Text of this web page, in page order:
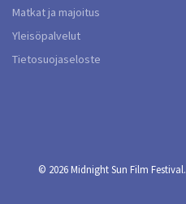
Matkat ja majoitus
Yleisöpalvelut
Tietosuojaseloste
© 2026Midnight Sun Film Festival.